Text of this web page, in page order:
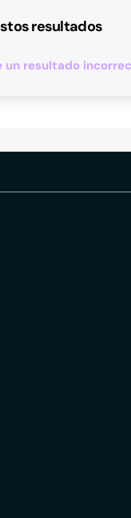
resultados
un resultado